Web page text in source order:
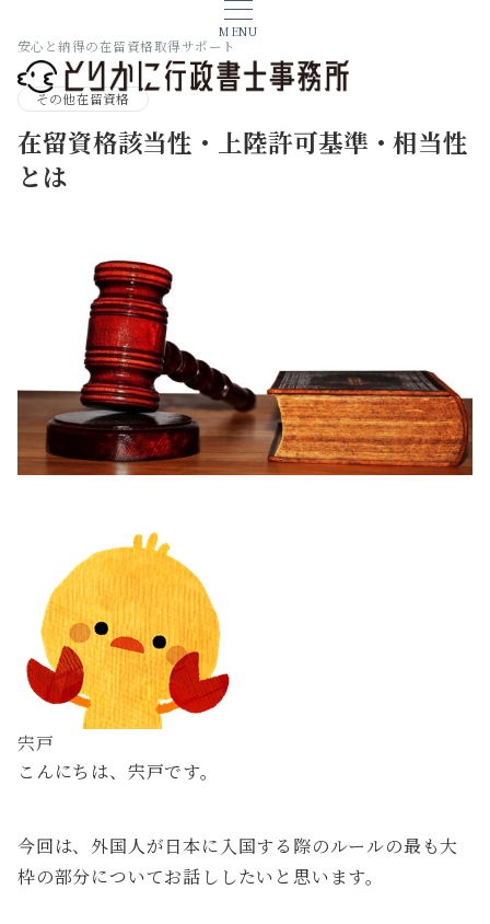
MENU
安心と納得の在留資格取得サポート
その他在留資格
在留資格該当性・上陸許可基準・相当性
とは
宍戸
こんにちは、宍戸です。
今回は、外国人が日本に入国する際のルールの最も大
枠の部分についてお話ししたいと思います。